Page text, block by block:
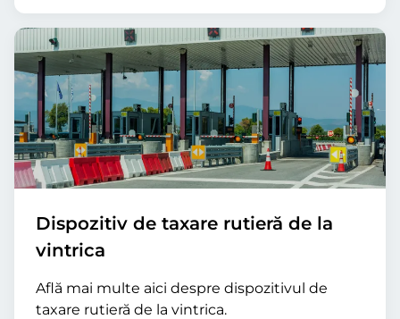
Dispozitiv de taxare rutieră de la
vintrica
Află mai multe aici despre dispozitivul de
taxare rutieră de la vintrica.